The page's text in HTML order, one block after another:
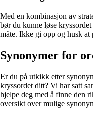
Med en kombinasjon av
bør du kunne løse
måte. Ikke gi opp og husk at
Synonymer for
Er du på utkikk etter
kryssordet ditt? Vi har satt
hjelpe deg med å finne den
oversikt over mulige